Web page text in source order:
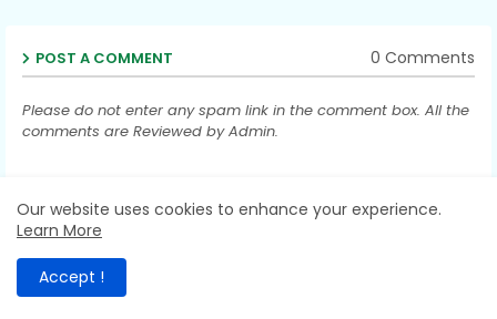
POST A COMMENT 0 Comments
Please do not enter any spam link in the comment box. All the
comments are Reviewed by Admin.
Post a Comment (0)
Our website uses cookies to enhance your experience.
Learn More
Accept !